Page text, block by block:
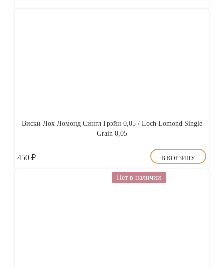
Виски Лох Ломонд Сингл Грэйн 0,05 / Loch Lomond Single
Grain 0,05
450 ₽ В КОРЗИНУ
Нет в наличии